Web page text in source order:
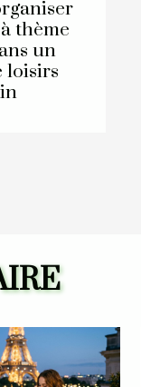
thème
un
loisirs